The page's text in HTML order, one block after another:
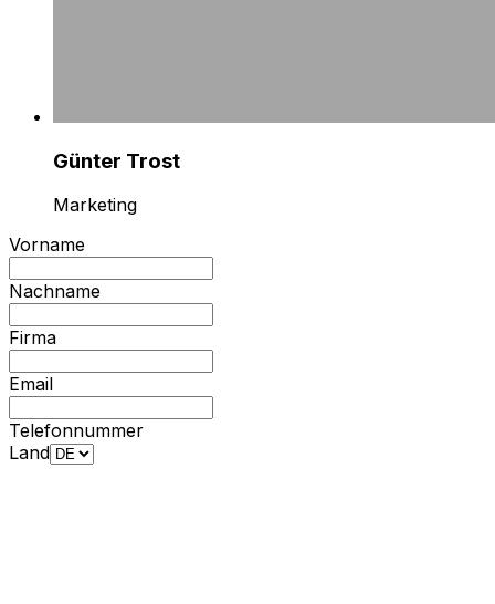
Günter Trost
Marketing
Vorname
Nachname
Firma
Email
Telefonnummer
Land